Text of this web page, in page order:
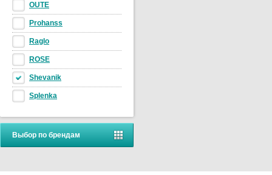
OUTE
Prohanss
Raglo
ROSE
Shevanik
Splenka
Выбор по брендам